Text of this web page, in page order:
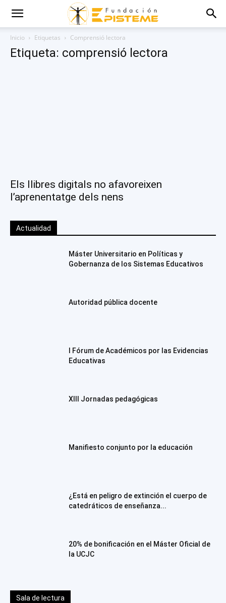
Inicio Etiquetas Comprensió lectora
Etiqueta: comprensió lectora
Els llibres digitals no afavoreixen
l’aprenentatge dels nens
Actualidad
Máster Universitario en Políticas y
Gobernanza de los Sistemas Educativos
Autoridad pública docente
I Fórum de Académicos por las Evidencias
Educativas
XIII Jornadas pedagógicas
Manifiesto conjunto por la educación
¿Está en peligro de extinción el cuerpo de
catedráticos de enseñanza...
20% de bonificación en el Máster Oficial de
la UCJC
Sala de lectura